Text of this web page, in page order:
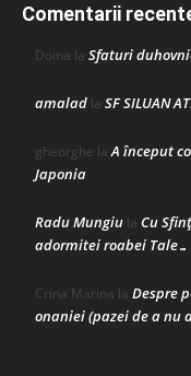
Comentarii
Doina la Sfaturi
amalad la SF SILUAN
gheorghe laA început
Japonia
Radu Mungiu la Cu
adormitei roabei Tale…
Crina Marina la Despre
onaniei (pazei de a nu